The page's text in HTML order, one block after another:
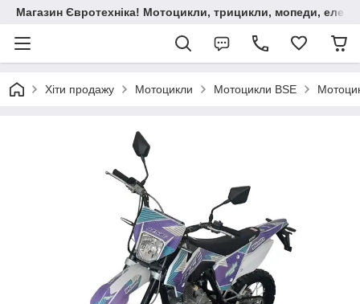
Магазин Євротехніка! Мотоцикли, трицикли, мопеди,
Хіти продажу Мотоцикли Мотоцикли BSE